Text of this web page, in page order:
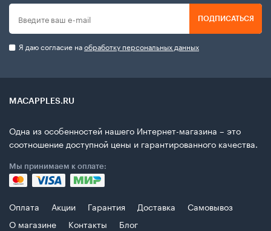
ПОДПИСАТЬСЯ
Я даю согласие наобработку персональных данных
MACAPPLES.RU
Одна из особенностей нашего Интернет-магазина – это
соотношение доступной цены и гарантированного качества.
Мы принимаем к оплате:
Оплата Акции Гарантия Доставка
Самовывоз
О магазине
Контакты
Блог